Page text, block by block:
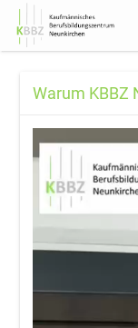
Warum KBBZ
Player